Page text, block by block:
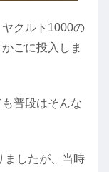
クルト1000の
ごに投入しま
普段はそんな
ましたが、当時